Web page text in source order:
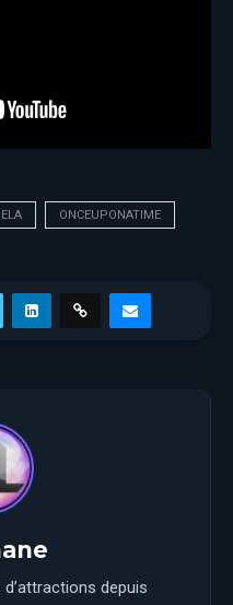
ONCEUPONATIME
depuis